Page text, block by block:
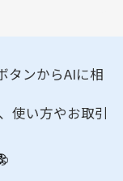
タンからAIに相
使い方やお取引